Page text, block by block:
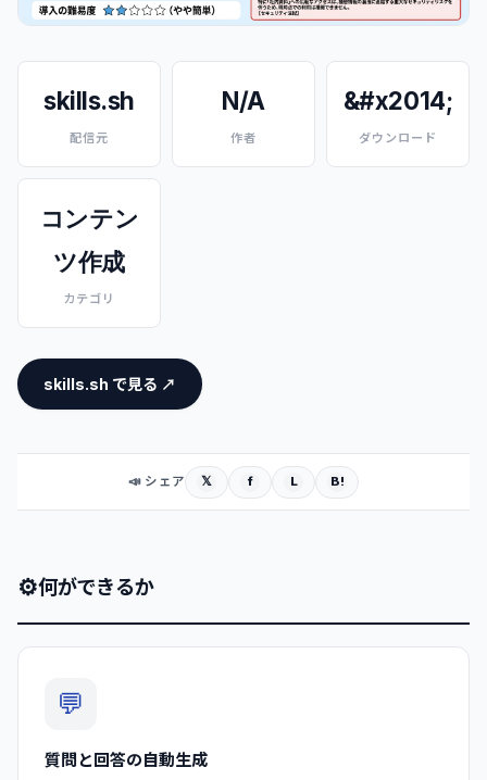
skills.sh
配信元
N/A
作者
&#x2014;
ダウンロード
コンテン
ツ作成
カテゴリ
skills.sh で見る ↗
📣 シェア 𝕏 f L B!
⚙何ができるか
💬
質問と回答の自動生成